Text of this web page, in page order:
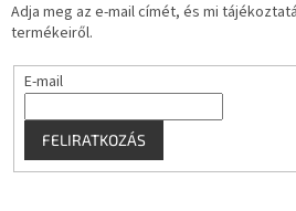
Adja meg az e-mail címét, és mi
termékeiről.
E-mail
FELIRATKOZÁS